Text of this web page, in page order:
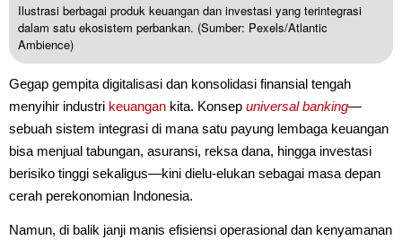
Ilustrasi berbagai produk keuangan dan investasi yang terintegrasi
dalam satu ekosistem perbankan. (Sumber: Pexels/Atlantic
Ambience)
Gegap gempita digitalisasi dan konsolidasi finansial tengah
menyihir industri keuangan kita. Konsep universal banking—
sebuah sistem integrasi di mana satu payung lembaga keuangan
bisa menjual tabungan, asuransi, reksa dana, hingga investasi
berisiko tinggi sekaligus—kini dielu-elukan sebagai masa depan
cerah perekonomian Indonesia.
Namun, di balik janji manis efisiensi operasional dan kenyamanan